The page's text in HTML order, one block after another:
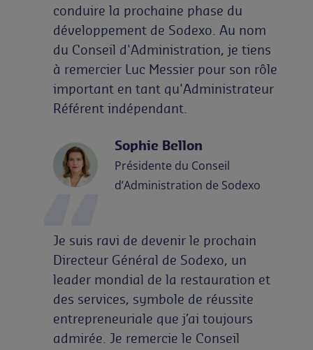
conduire la prochaine phase du
développement de Sodexo. Au nom
du Conseil d'Administration, je tiens
à remercier Luc Messier pour son rôle
important en tant qu'Administrateur
Référent indépendant.
Sophie Bellon
Présidente du Conseil
d’Administration de Sodexo
Je suis ravi de devenir le prochain
Directeur Général de Sodexo, un
leader mondial de la restauration et
des services, symbole de réussite
entrepreneuriale que j’ai toujours
admirée. Je remercie le Conseil